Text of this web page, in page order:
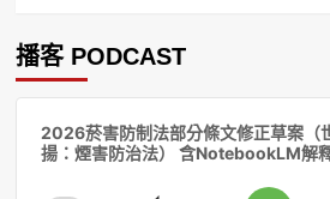
播客 PODCAST
2026菸害防制法部分條文修正草案（
揚：煙害防治法） 含NotebookLM解